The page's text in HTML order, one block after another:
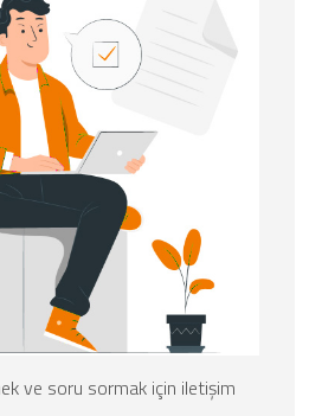
ve soru sormak için iletişim